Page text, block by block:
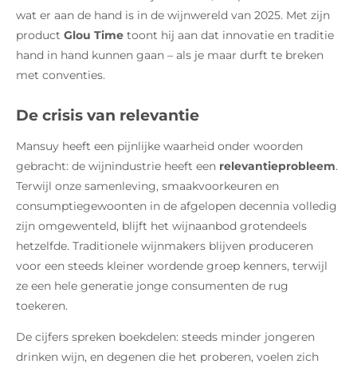
wat er aan de hand is in de wijnwereld van 2025. Met zijn
product Glou Time toont hij aan dat innovatie en traditie
hand in hand kunnen gaan – als je maar durft te breken
met conventies.
De crisis van relevantie
Mansuy heeft een pijnlijke waarheid onder woorden
gebracht: de wijnindustrie heeft een relevantieprobleem.
Terwijl onze samenleving, smaakvoorkeuren en
consumptiegewoonten in de afgelopen decennia volledig
zijn omgewenteld, blijft het wijnaanbod grotendeels
hetzelfde. Traditionele wijnmakers blijven produceren
voor een steeds kleiner wordende groep kenners, terwijl
ze een hele generatie jonge consumenten de rug
toekeren.
De cijfers spreken boekdelen: steeds minder jongeren
drinken wijn, en degenen die het proberen, voelen zich